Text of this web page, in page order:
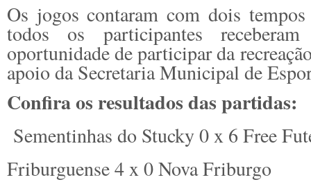
Os jogos contaram com dois
todos os participantes
oportunidade de participar da
apoio da Secretaria Municipal de
Confira os resultados das partidas:
Sementinhas do Stucky 0 x 6 Free
Friburguense 4 x 0 Nova Friburgo